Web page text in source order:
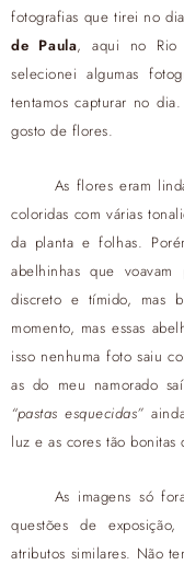
fotografias que tirei no
de Paula, aqui no Rio
selecionei algumas
tentamos capturar no
gosto de flores.
As flores eram
coloridas com várias
da planta e folhas.
abelhinhas que
discreto e tímido, mas
momento, mas essas
isso nenhuma foto saiu
as do meu namorado
“pastas esquecidas”
luz e as cores tão
As imagens só
questões de
atributos similares. Não